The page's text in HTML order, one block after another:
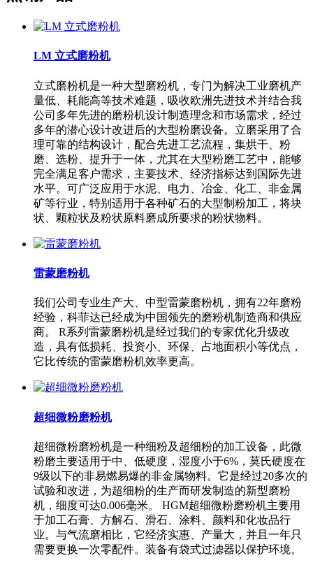
LM 立式磨粉机
立式磨粉机是一种大型磨粉机，专门为解决工业磨机产
量低、耗能高等技术难题，吸收欧洲先进技术并结合我
公司多年先进的磨粉机设计制造理念和市场需求，经过
多年的潜心设计改进后的大型粉磨设备。立磨采用了合
理可靠的结构设计，配合先进工艺流程，集烘干、粉
磨、选粉、提升于一体，尤其在大型粉磨工艺中，能够
完全满足客户需求，主要技术、经济指标达到国际先进
水平。可广泛应用于水泥、电力、冶金、化工、非金属
矿等行业，特别适用于各种矿石的大型制粉加工，将块
状、颗粒状及粉状原料磨成所要求的粉状物料。
雷蒙磨粉机
我们公司专业生产大、中型雷蒙磨粉机，拥有22年磨粉
经验，科菲达已经成为中国领先的磨粉机制造商和供应
商。 R系列雷蒙磨粉机是经过我们的专家优化升级改
造，具有低损耗、投资小、环保、占地面积小等优点，
它比传统的雷蒙磨粉机效率更高。
超细微粉磨粉机
超细微粉磨粉机是一种细粉及超细粉的加工设备，此微
粉磨主要适用于中、低硬度，湿度小于6%，莫氏硬度在
9级以下的非易燃易爆的非金属物料。它是经过20多次的
试验和改进，为超细粉的生产而研发制造的新型磨粉
机，细度可达0.006毫米。 HGM超细微粉磨粉机主要用
于加工石膏、方解石、滑石、涂料、颜料和化妆品行
业。与气流磨相比，它经济实惠、产量大，并且一年只
需要更换一次零配件。装备有袋式过滤器以保护环境。